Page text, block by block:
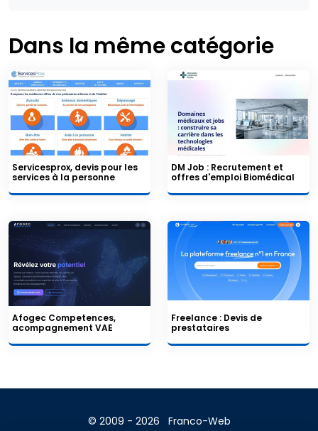
Dans la même catégorie
Servicesprox, devis pour les
services à la personne
DM Job : Recrutement et
offres d'emploi Biomédical
Afogec Competences,
acompagnement VAE
Freelance : Devis de
prestataires
© 2009 - 2026 Franco-Web